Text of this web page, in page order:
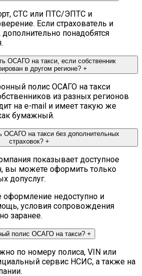
СТС или ПТС/ЭПТС и
Если страхователь и
понадобятся
ОСАГО на такси, если собственник
в другом регионе? +
полис ОСАГО на такси
из разных регионов
на e-mail и имеет такую же
бумажный.
на такси без дополнительных
страховок? +
показывает доступное
вы можете оформить только
допуслуг.
оформление недоступно и
условия сопровождения
заранее.
полис ОСАГО на такси? +
по номеру полиса, VIN или
сервис НСИС, а также на